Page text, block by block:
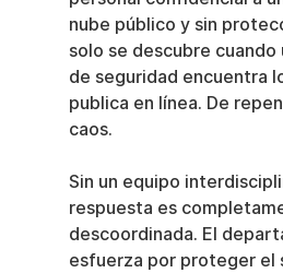
nube público y sin
solo se descubre
de seguridad encuentra
publica en línea. De
caos.
Sin un equipo
respuesta es
descoordinada. El
esfuerza por proteger el